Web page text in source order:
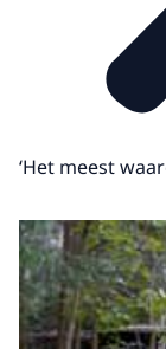
‘Het meest